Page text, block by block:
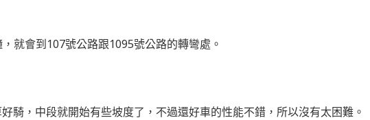
就會到107號公路跟1095號公路的轉彎處。
騎，中段就開始有些坡度了，不過還好車的性能不錯，所以沒有太困難。